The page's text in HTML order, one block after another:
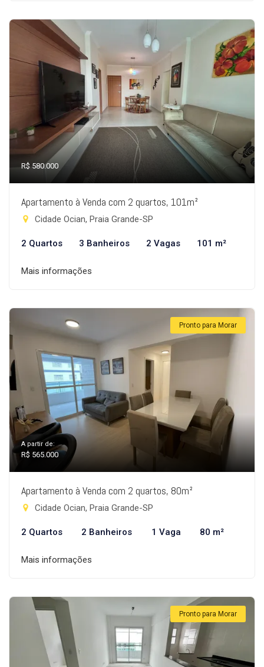
R$ 580.000
Apartamento à Venda com 2 quartos, 101m²
Cidade Ocian, Praia Grande-SP
2 Quartos 3 Banheiros 2 Vagas 101 m²
Mais informações
Pronto para Morar
A partir de:
R$ 565.000
Apartamento à Venda com 2 quartos, 80m²
Cidade Ocian, Praia Grande-SP
2 Quartos 2 Banheiros 1 Vaga 80 m²
Mais informações
Pronto para Morar